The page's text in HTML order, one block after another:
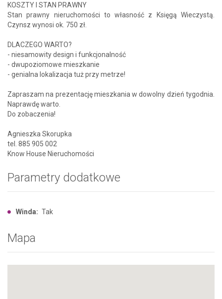
KOSZTY I STAN PRAWNY
Stan prawny nieruchomości to własność z Księgą Wieczystą.
Czynsz wynosi ok. 750 zł.
DLACZEGO WARTO?
- niesamowity design i funkcjonalność
- dwupoziomowe mieszkanie
- genialna lokalizacja tuż przy metrze!
Zapraszam na prezentację mieszkania w dowolny dzień tygodnia.
Naprawdę warto.
Do zobaczenia!
Agnieszka Skorupka
tel. 885 905 002
Know House Nieruchomości
Parametry dodatkowe
Winda: Tak
Mapa